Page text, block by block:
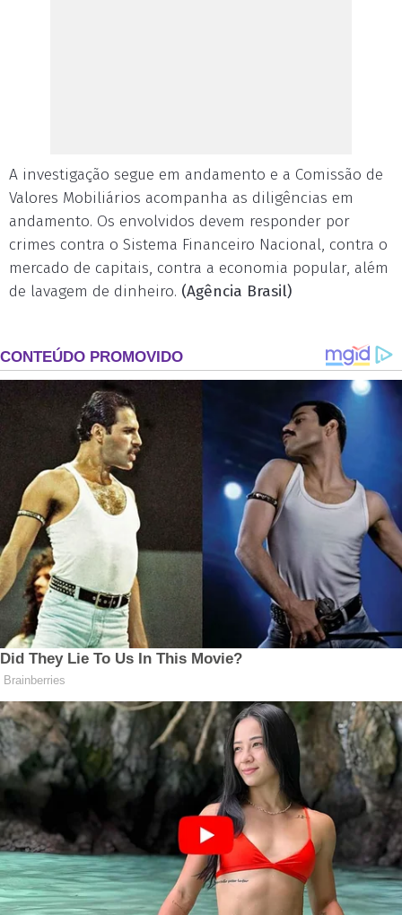
A investigação segue em andamento e a Comissão de
Valores Mobiliários acompanha as diligências em
andamento. Os envolvidos devem responder por
crimes contra o Sistema Financeiro Nacional, contra o
mercado de capitais, contra a economia popular, além
de lavagem de dinheiro. (Agência Brasil)